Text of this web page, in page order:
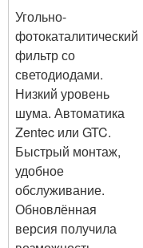
Угольно-
фотокаталитический
фильтр со
светодиодами.
Низкий уровень
шума. Автоматика
Zentec или GTC.
Быстрый монтаж,
удобное
обслуживание.
Обновлённая
версия получила